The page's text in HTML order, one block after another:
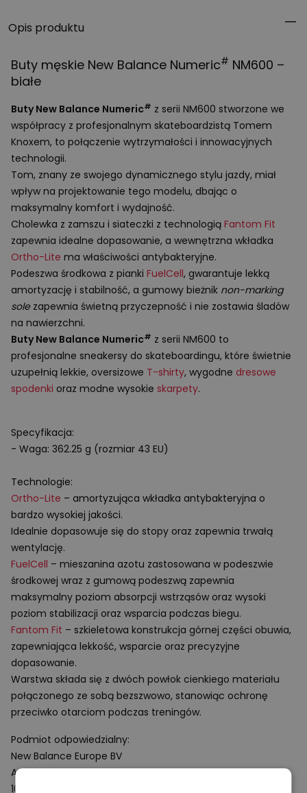
Opis produktu
Buty męskie New Balance Numeric# NM600 –
białe
Buty New Balance Numeric# z serii NM600 stworzone we
współpracy z profesjonalnym skateboardzistą Tomem
Knoxem, to połączenie wytrzymałości i innowacyjnych
technologii.
Tom, znany ze swojego dynamicznego stylu jazdy, miał
wpływ na projektowanie tego modelu, dbając o
maksymalny komfort i wydajność.
Cholewka z zamszu i siateczki z technologią Fantom Fit
zapewnia idealne dopasowanie, a wewnętrzna wkładka
Ortho-Lite ma właściwości antybakteryjne.
Podeszwa środkowa z pianki FuelCell, gwarantuje lekką
amortyzację i stabilność, a gumowy bieżnik non-marking
solezapewnia świetną przyczepność i nie zostawia śladów
na nawierzchni.
Buty New Balance Numeric# z serii NM600 to
profesjonalne sneakersy do skateboardingu, które świetnie
uzupełnią lekkie, oversizowe T-shirty, wygodne dresowe
spodenki oraz modne wysokie skarpety.
Specyfikacja:
- Waga: 362.25 g (rozmiar 43 EU)
Technologie:
Ortho-Lite – amortyzująca wkładka antybakteryjna o
bardzo wysokiej jakości.
Idealnie dopasowuje się do stopy oraz zapewnia trwałą
wentylację.
FuelCell – mieszanina azotu zastosowana w podeszwie
środkowej wraz z gumową podeszwą zapewnia
maksymalny poziom absorpcji wstrząsów oraz wysoki
poziom stabilizacji oraz wsparcia podczas biegu.
Fantom Fit – szkieletowa konstrukcja górnej części obuwia,
zapewniająca lekkość, wsparcie oraz precyzyjne
dopasowanie.
Warstwa składa się z dwóch powłok cienkiego materiału
połączonego ze sobą bezszwowo, stanowiąc ochronę
przeciwko otarciom podczas treningów.
Podmiot odpowiedzialny:
New Balance Europe BV
A-Factorij, Pilotenstraat 35 – 45
1059 CH Amsterdam